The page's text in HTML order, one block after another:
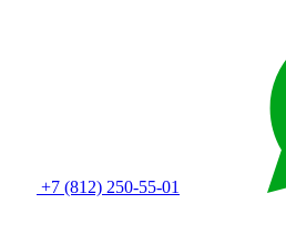
+7 (812) 250-55-01